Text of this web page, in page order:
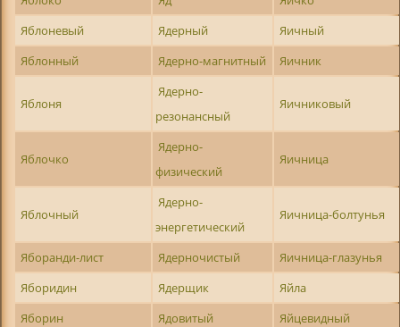
Яблоневый
Ядерный
Яичный
Яблонный
Ядерно-магнитный Яичник
Яблоня
Ядерно-
резонансный
Яичниковый
Яблочко
Ядерно-
физический
Яичница
Яблочный
Ядерно-
энергетический
Яичница-болтунья
Яборанди-лист Ядерночистый
Яичница-глазунья
Яборидин
Ядерщик
Яйла
Яборин
Ядовитый
Яйцевидный